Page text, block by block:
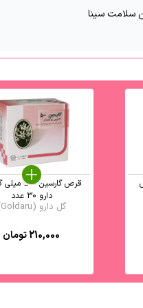
سلامت سینا
قرص گارسین
دارو 30 عدد
گل دارو (Goldaru)
210,000تومان